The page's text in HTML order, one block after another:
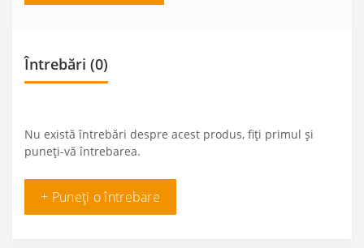
Întrebări (0)
Nu există întrebări despre acest produs, fiți primul și
puneți-vă întrebarea.
+ Puneți o întrebare